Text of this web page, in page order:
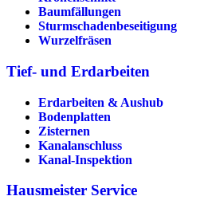
Baumfällungen
Sturmschadenbeseitigung
Wurzelfräsen
Tief- und Erdarbeiten
Erdarbeiten & Aushub
Bodenplatten
Zisternen
Kanalanschluss
Kanal-Inspektion
Hausmeister Service